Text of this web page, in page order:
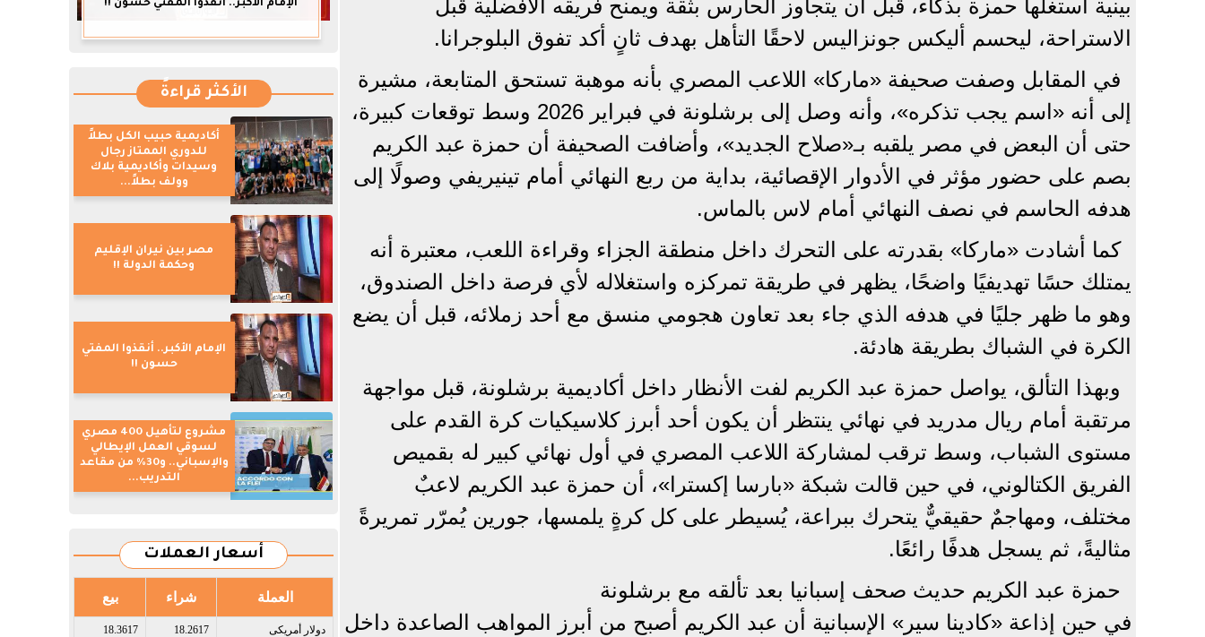
بينية استغلها حمزة بذكاء، قبل أن يتجاوز الحارس بثقة ويمنح فريقه الأفضلية قبل
الاستراحة، ليحسم أليكس جونزاليس لاحقًا التأهل بهدف ثانٍ أكد تفوق البلوجرانا.
في المقابل وصفت صحيفة «ماركا» اللاعب المصري بأنه موهبة تستحق المتابعة، مشيرة
إلى أنه «اسم يجب تذكره»، وأنه وصل إلى برشلونة في فبراير 2026 وسط توقعات كبيرة،
حتى أن البعض في مصر يلقبه بـ«صلاح الجديد»، وأضافت الصحيفة أن حمزة عبد الكريم
بصم على حضور مؤثر في الأدوار الإقصائية، بداية من ربع النهائي أمام تينيريفي وصولًا إلى
هدفه الحاسم في نصف النهائي أمام لاس بالماس.
كما أشادت «ماركا» بقدرته على التحرك داخل منطقة الجزاء وقراءة اللعب، معتبرة أنه
يمتلك حسًا تهديفيًا واضحًا، يظهر في طريقة تمركزه واستغلاله لأي فرصة داخل الصندوق،
وهو ما ظهر جليًا في هدفه الذي جاء بعد تعاون هجومي منسق مع أحد زملائه، قبل أن يضع
الكرة في الشباك بطريقة هادئة.
وبهذا التألق، يواصل حمزة عبد الكريم لفت الأنظار داخل أكاديمية برشلونة، قبل مواجهة
مرتقبة أمام ريال مدريد في نهائي ينتظر أن يكون أحد أبرز كلاسيكيات كرة القدم على
مستوى الشباب، وسط ترقب لمشاركة اللاعب المصري في أول نهائي كبير له بقميص
الفريق الكتالوني، في حين قالت شبكة «بارسا إكسترا»، أن حمزة عبد الكريم لاعبٌ
مختلف، ومهاجمٌ حقيقيٌّ يتحرك ببراعة، يُسيطر على كل كرةٍ يلمسها، جورين يُمرّر تمريرةً
مثاليةً، ثم يسجل هدفًا رائعًا.
حمزة عبد الكريم حديث صحف إسبانيا بعد تألقه مع برشلونة
في حين إذاعة «كادينا سير» الإسبانية أن عبد الكريم أصبح من أبرز المواهب الصاعدة داخل
الإمام الأكبر.. أنقذوا المفتي حسون !!
الأكثر قراءةً
أكاديمية حبيب الكل بطلاً
للدوري الممتاز رجال
وسيدات وأكاديمية بلاك
وولف بطلاً...
مصر بين نيران الإقليم
وحكمة الدولة !!
الإمام الأكبر.. أنقذوا المفتي
حسون !!
مشروع لتأهيل 400 مصري
لسوقي العمل الإيطالي
والإسباني.. و30% من مقاعد
التدريب...
أسعار العملات
العملة شراء بيع
دولار أمريكى​ 18.2617
18.3617